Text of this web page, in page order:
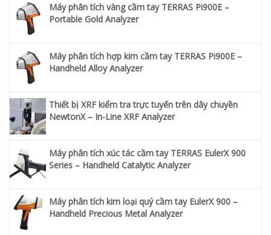
Máy phân tích vàng cầm tay TERRAS Pi900E –
Portable Gold Analyzer
Máy phân tích hợp kim cầm tay TERRAS Pi900E –
Handheld Alloy Analyzer
Thiết bị XRF kiểm tra trực tuyến trên dây chuyền
NewtonX – In-Line XRF Analyzer
Máy phân tích xúc tác cầm tay TERRAS EulerX 900
Series – Handheld Catalytic Analyzer
Máy phân tích kim loại quý cầm tay EulerX 900 –
Handheld Precious Metal Analyzer